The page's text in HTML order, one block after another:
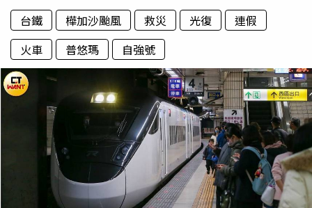
台鐵 樺加沙颱風 救災 光復
連假
火車
普悠瑪 自強號